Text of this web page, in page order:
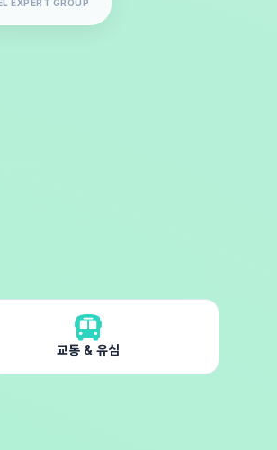
EXPERT GROUP
교통 & 유심